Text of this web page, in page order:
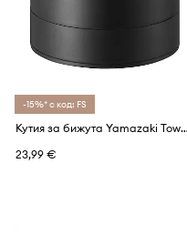
-15%* с код: FS
Кутия за бижута Yamazaki Tower
23,99 €